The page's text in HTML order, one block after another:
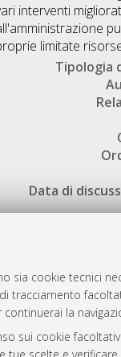
sia cookie tecnici
tracciamento
la
sui cookie
interventi
limitate
Tipologia
Data di